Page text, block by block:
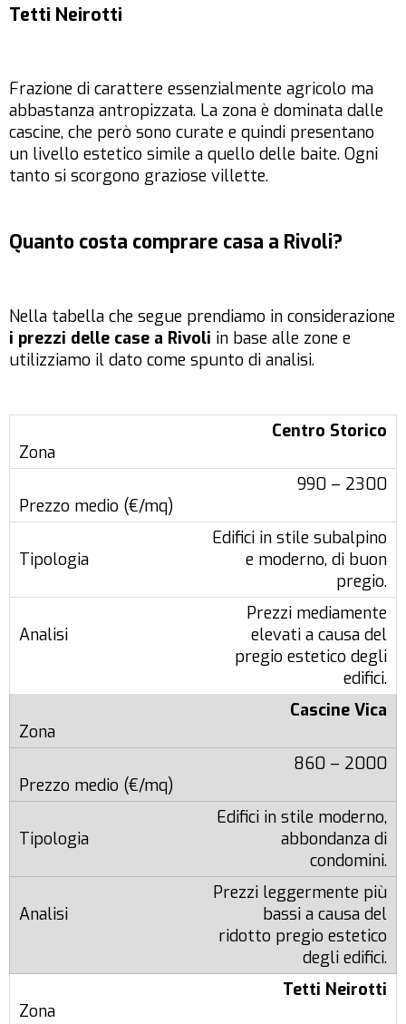
Tetti Neirotti
Frazione di carattere essenzialmente agricolo ma
abbastanza antropizzata. La zona è dominata dalle
cascine, che però sono curate e quindi presentano
un livello estetico simile a quello delle baite. Ogni
tanto si scorgono graziose villette.
Quanto costa comprare casa a Rivoli?
Nella tabella che segue prendiamo in considerazione
i prezzi delle case a Rivoli in base alle zone e
utilizziamo il dato come spunto di analisi.
Centro Storico
990 – 2300
Edifici in stile subalpino
e moderno, di buon
pregio.
Prezzi mediamente
elevati a causa del
pregio estetico degli
edifici.
Cascine Vica
860 – 2000
Edifici in stile moderno,
abbondanza di
condomini.
Prezzi leggermente più
bassi a causa del
ridotto pregio estetico
degli edifici.
Tetti Neirotti